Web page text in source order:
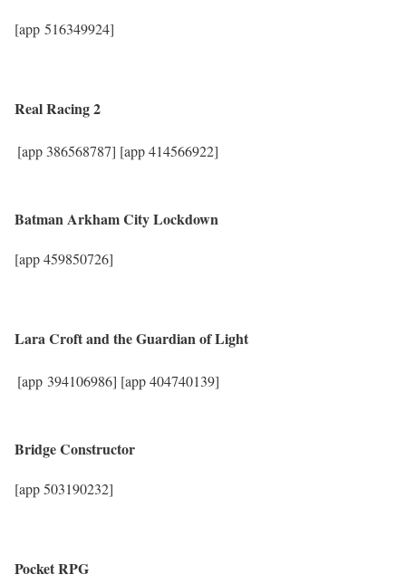
[app 516349924]
Real Racing 2
[app 386568787] [app 414566922]
Batman Arkham City Lockdown
[app 459850726]
Lara Croft and the Guardian of Light
[app 394106986] [app 404740139]
Bridge Constructor
[app 503190232]
Pocket RPG